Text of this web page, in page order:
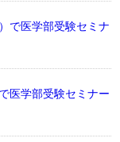
で医学部受験セミナ
医学部受験セミナー